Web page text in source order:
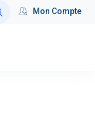
Mon Compte